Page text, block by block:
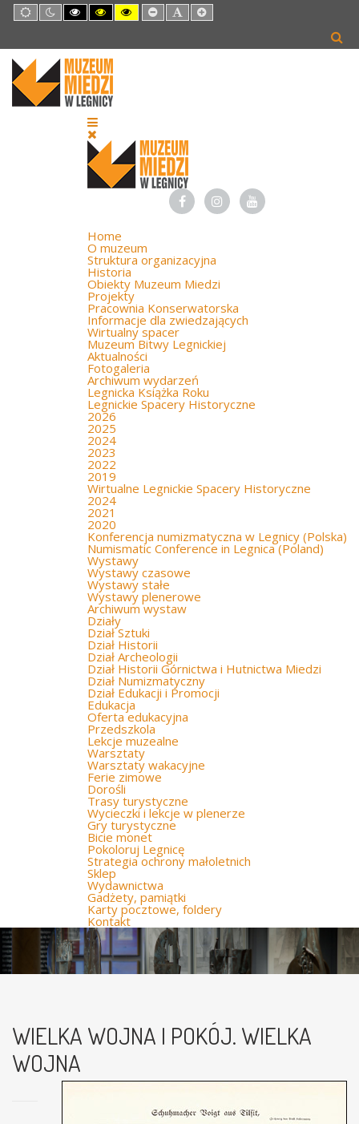
Default
mode
Night
mode
High
Contrast
mode
High
Contrast
mode
High
Contrast
mode
Set
Smaller
Set
Default
Set
Larger
Home
O muzeum
Struktura organizacyjna
Historia
Obiekty Muzeum Miedzi
Projekty
Pracownia Konserwatorska
Informacje dla zwiedzających
Wirtualny spacer
Muzeum Bitwy Legnickiej
Aktualności
Fotogaleria
Archiwum wydarzeń
Legnicka Książka Roku
Legnickie Spacery Historyczne
2026
2025
2024
2023
2022
2019
Wirtualne Legnickie Spacery Historyczne
2024
2021
2020
Konferencja numizmatyczna w Legnicy (Polska)
Numismatic Conference in Legnica (Poland)
Wystawy
Wystawy czasowe
Wystawy stałe
Wystawy plenerowe
Archiwum wystaw
Działy
Dział Sztuki
Dział Historii
Dział Archeologii
Dział Historii Górnictwa i Hutnictwa Miedzi
Dział Numizmatyczny
Dział Edukacji i Promocji
Edukacja
Oferta edukacyjna
Przedszkola
Lekcje muzealne
Warsztaty
Warsztaty wakacyjne
Ferie zimowe
Dorośli
Trasy turystyczne
Wycieczki i lekcje w plenerze
Gry turystyczne
Bicie monet
Pokoloruj Legnicę
Strategia ochrony małoletnich
Sklep
Wydawnictwa
Gadżety, pamiątki
Karty pocztowe, foldery
Kontakt
WIELKA WOJNA I POKÓJ. WIELKA
WOJNA